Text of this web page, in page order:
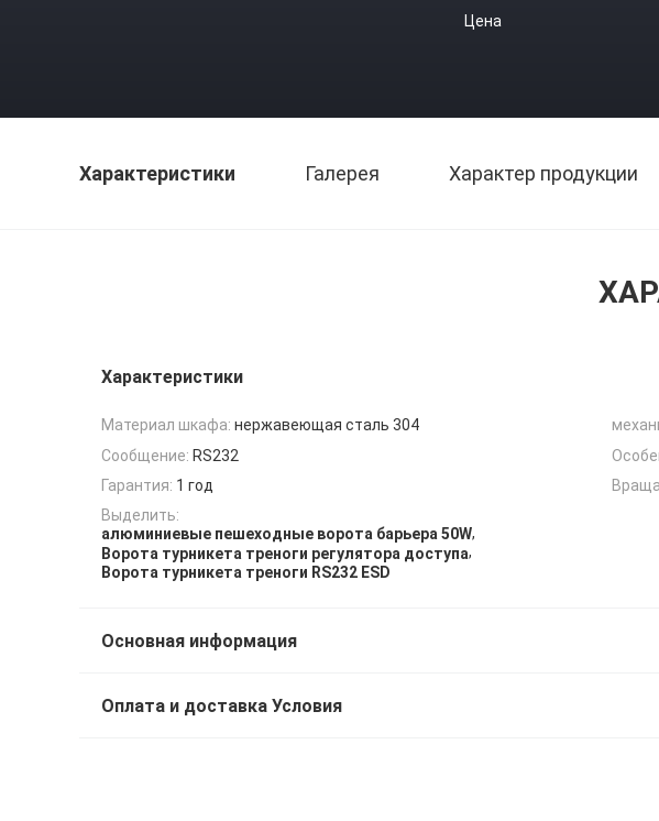
Цена
Характеристики Галерея Характер продукции
Характеристики
Материал шкафа: нержавеющая сталь 304
Сообщение: RS232
Гарантия: 1 год
Выделить:
алюминиевые пешеходные ворота барьера 50W,
Ворота турникета треноги регулятора доступа,
Ворота турникета треноги RS232 ESD
Основная информация
Оплата и доставка Условия